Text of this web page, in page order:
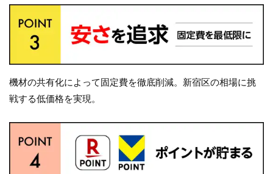
機材の共有化によって固定費を徹底削減。新宿区の相場に挑
戦する低価格を実現。